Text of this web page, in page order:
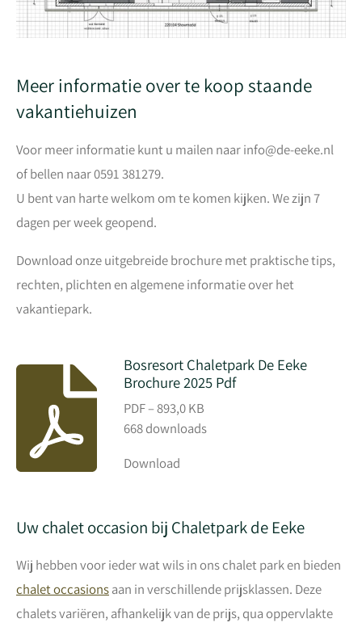
Meer informatie over te koop staande
vakantiehuizen
Voor meer informatie kunt u mailen naar info@de-eeke.nl
of bellen naar 0591 381279.
U bent van harte welkom om te komen kijken. We zijn 7
dagen per week geopend.
Download onze uitgebreide brochure met praktische tips,
rechten, plichten en algemene informatie over het
vakantiepark.
Bosresort Chaletpark De Eeke
Brochure 2025 Pdf
PDF – 893,0 KB
668 downloads
Download
Uw chalet occasion bij Chaletpark de Eeke
Wij hebben voor ieder wat wils in ons chalet park en bieden
chalet occasionsaan in verschillende prijsklassen. Deze
chalets variëren, afhankelijk van de prijs, qua oppervlakte